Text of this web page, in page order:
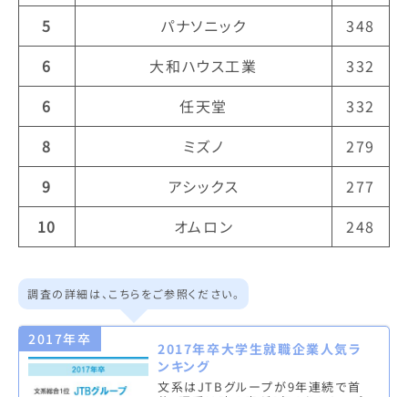
5
パナソニック
348
6
大和ハウス工業
332
6
任天堂
332
8
ミズノ
279
9
アシックス
277
10
オムロン 248
調査の詳細は、こちらをご参照ください。
2017年卒
2017年卒大学生就職企業人気ラ
ンキング
文系はJTBグループが9年連続で首